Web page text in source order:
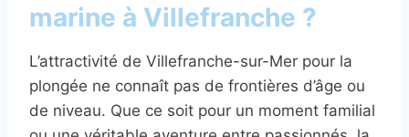
marine à Villefranche ?
L’attractivité de Villefranche-sur-Mer pour la
plongée ne connaît pas de frontières d’âge ou
de niveau. Que ce soit pour un moment familial